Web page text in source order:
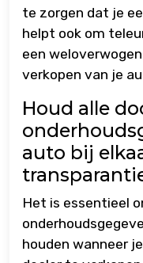
te zorgen dat je
helpt ook om
een
verkopen van je
Houd alle
auto bij
Het is essentieel
houden wanneer